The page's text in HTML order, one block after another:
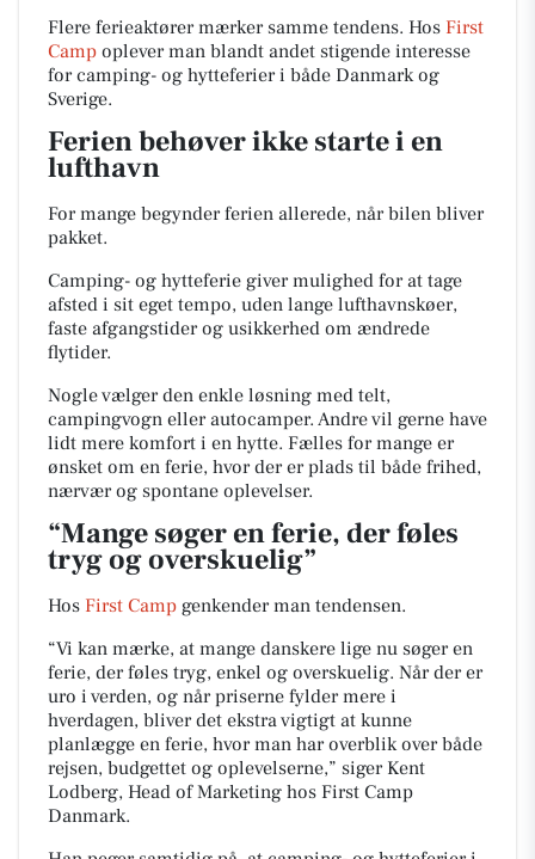
Flere ferieaktører mærker samme tendens. Hos First
Camp oplever man blandt andet stigende interesse
for camping- og hytteferier i både Danmark og
Sverige.
Ferien behøver ikke starte i en
lufthavn
For mange begynder ferien allerede, når bilen bliver
pakket.
Camping- og hytteferie giver mulighed for at tage
afsted i sit eget tempo, uden lange lufthavnskøer,
faste afgangstider og usikkerhed om ændrede
flytider.
Nogle vælger den enkle løsning med telt,
campingvogn eller autocamper. Andre vil gerne have
lidt mere komfort i en hytte. Fælles for mange er
ønsket om en ferie, hvor der er plads til både frihed,
nærvær og spontane oplevelser.
“Mange søger en ferie, der føles
tryg og overskuelig”
Hos First Camp genkender man tendensen.
“Vi kan mærke, at mange danskere lige nu søger en
ferie, der føles tryg, enkel og overskuelig. Når der er
uro i verden, og når priserne fylder mere i
hverdagen, bliver det ekstra vigtigt at kunne
planlægge en ferie, hvor man har overblik over både
rejsen, budgettet og oplevelserne,” siger Kent
Lodberg, Head of Marketing hos First Camp
Danmark.